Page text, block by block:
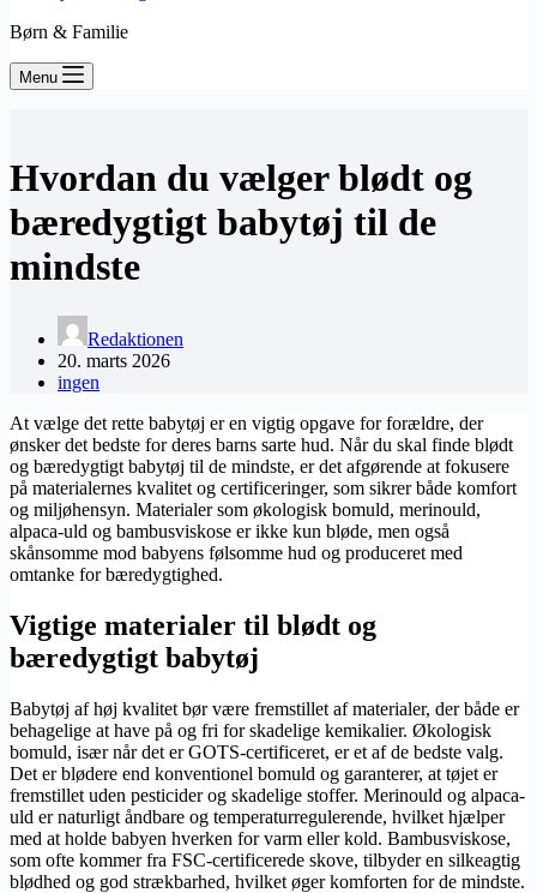
Børn & Familie
Menu
Hvordan du vælger blødt og
bæredygtigt babytøj til de
mindste
Redaktionen
20. marts 2026
ingen
At vælge det rette babytøj er en vigtig opgave for forældre, der
ønsker det bedste for deres barns sarte hud. Når du skal finde blødt
og bæredygtigt babytøj til de mindste, er det afgørende at fokusere
på materialernes kvalitet og certificeringer, som sikrer både komfort
og miljøhensyn. Materialer som økologisk bomuld, merinould,
alpaca-uld og bambusviskose er ikke kun bløde, men også
skånsomme mod babyens følsomme hud og produceret med
omtanke for bæredygtighed.
Vigtige materialer til blødt og
bæredygtigt babytøj
Babytøj af høj kvalitet bør være fremstillet af materialer, der både er
behagelige at have på og fri for skadelige kemikalier. Økologisk
bomuld, især når det er GOTS-certificeret, er et af de bedste valg.
Det er blødere end konventionel bomuld og garanterer, at tøjet er
fremstillet uden pesticider og skadelige stoffer. Merinould og alpaca-
uld er naturligt åndbare og temperaturregulerende, hvilket hjælper
med at holde babyen hverken for varm eller kold. Bambusviskose,
som ofte kommer fra FSC-certificerede skove, tilbyder en silkeagtig
blødhed og god strækbarhed, hvilket øger komforten for de mindste.